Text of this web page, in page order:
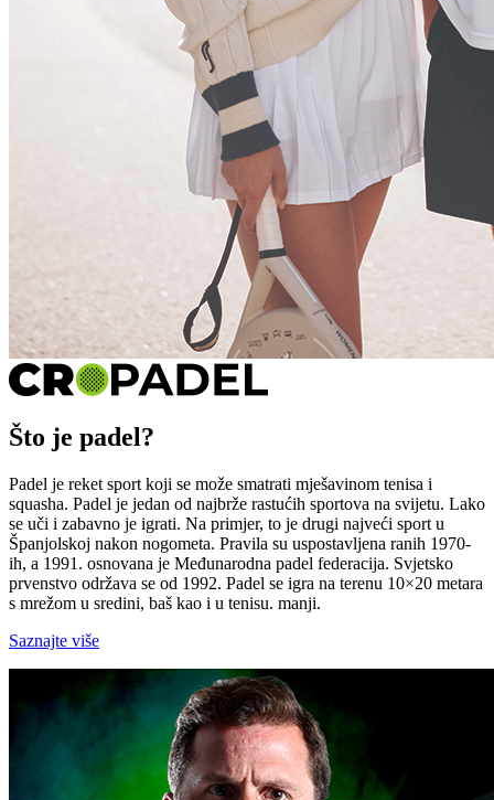
Što je padel?
Padel je reket sport koji se može smatrati mješavinom tenisa i
squasha. Padel je jedan od najbrže rastućih sportova na svijetu. Lako
se uči i zabavno je igrati. Na primjer, to je drugi najveći sport u
Španjolskoj nakon nogometa. Pravila su uspostavljena ranih 1970-
ih, a 1991. osnovana je Međunarodna padel federacija. Svjetsko
prvenstvo održava se od 1992. Padel se igra na terenu 10×20 metara
s mrežom u sredini, baš kao i u tenisu. manji.
Saznajte više